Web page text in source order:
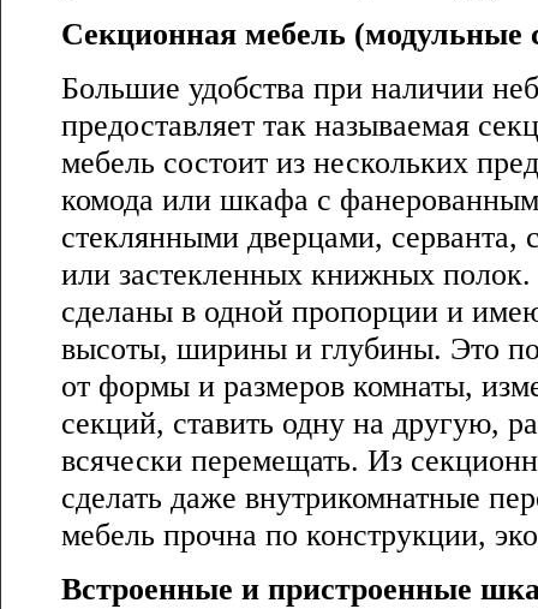
Секционная мебель (модульные
Большие удобства при наличии
предоставляет так называемая
мебель состоит из нескольких
комода или шкафа с
стеклянными дверцами, серванта,
или застекленных книжных
сделаны в одной пропорции и
высоты, ширины и глубины. Это
от формы и размеров комнаты,
секций, ставить одну на другую,
всячески перемещать. Из
сделать даже внутрикомнатные
мебель прочна по конструкции,
Встроенные и пристроенные